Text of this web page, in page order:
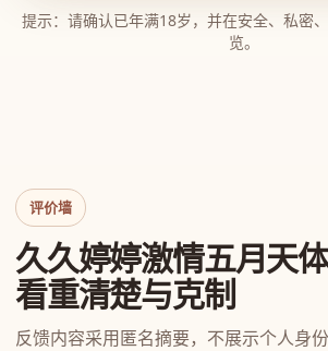
提示：请确认已年满18岁，并在安全、私密
览。
评价墙
久久婷婷激情五月天
看重清楚与克制
反馈内容采用匿名摘要，不展示个人身